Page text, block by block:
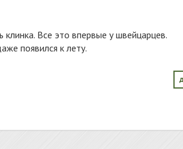
Все это впервые у швейцарцев.
появился к лету.